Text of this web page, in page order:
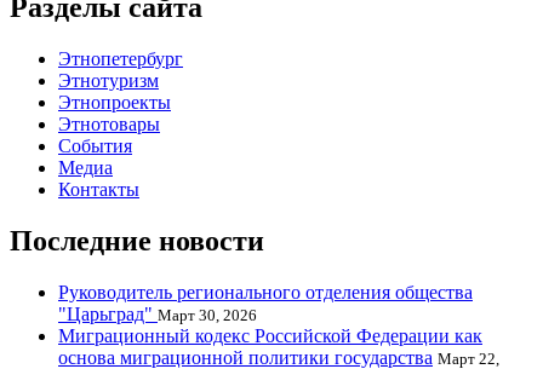
Разделы сайта
Этнопетербург
Этнотуризм
Этнопроекты
Этнотовары
События
Медиа
Контакты
Последние новости
Руководитель регионального отделения общества
"Царьград" Март 30, 2026
Миграционный кодекс Российской Федерации как
основа миграционной политики государства Март 22,